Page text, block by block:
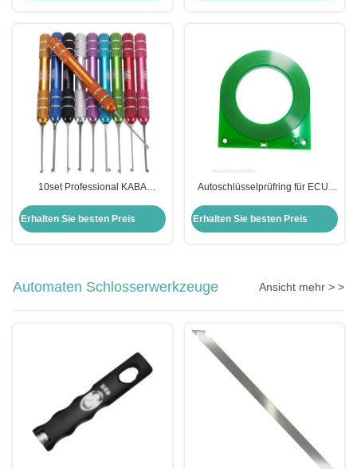
10set Professional KABA
Lock-Picking Tools
Erhalten Sie besten Preis
Autoschlüsselprüfring für ECU-
Automobilbereich
Erhalten Sie besten Preis
Automaten Schlosserwerkzeuge Ansicht mehr > >